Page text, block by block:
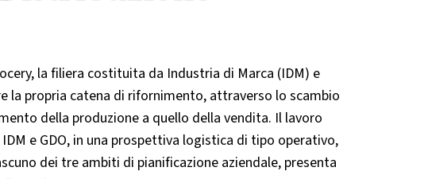
la filiera costituita da Industria di Marca (IDM) e
la propria catena di rifornimento, attraverso lo scambio
della produzione a quello della vendita. Il lavoro
e GDO, in una prospettiva logistica di tipo operativo,
dei tre ambiti di pianificazione aziendale, presenta